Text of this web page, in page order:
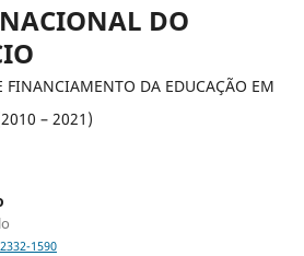
DO
FINANCIAMENTO DA EDUCAÇÃO EM
– 2021)
1590